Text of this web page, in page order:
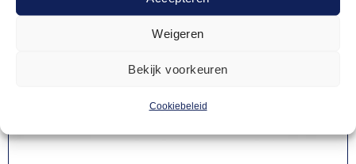
Weigeren
Bekijk voorkeuren
Cookiebeleid